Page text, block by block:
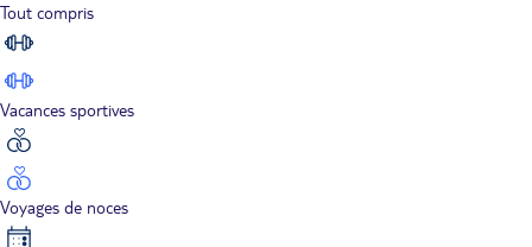
Tout compris
Vacances sportives
Voyages de noces